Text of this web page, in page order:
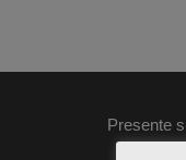
Presente